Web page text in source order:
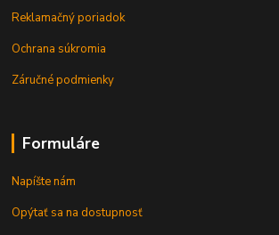
Reklamačný poriadok
Ochrana súkromia
Záručné podmienky
Formuláre
Napíšte nám
Opýtať sa na dostupnosť